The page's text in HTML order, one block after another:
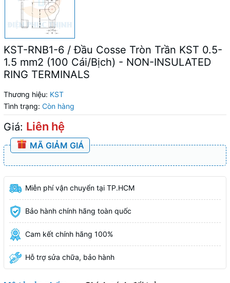
KST-RNB1-6 / Đầu Cosse Tròn Trần KST 0.5-
1.5 mm2 (100 Cái/Bịch) - NON-INSULATED
RING TERMINALS
Thương hiệu: KST
Tình trạng: Còn hàng
Giá: Liên hệ
MÃ GIẢM GIÁ
Miễn phí vận chuyển tại TP.HCM
Bảo hành chính hãng toàn quốc
Cam kết chính hãng 100%
Hỗ trợ sửa chữa, bảo hành